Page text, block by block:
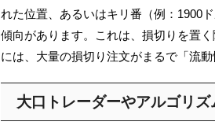
れた位置、あるいはキリ番（例：1900
傾向があります。これは、損切りを置
には、大量の損切り注文がまるで「流
大口トレーダーやアルゴリズ